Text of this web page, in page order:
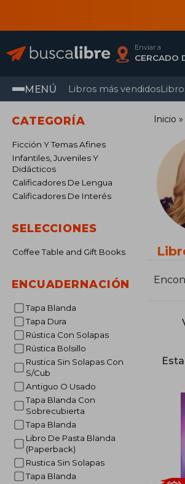
Enviar a
MENÚ Libros más vendidos
CATEGORÍA
Ficción Y Temas Afines
Infantiles, Juveniles Y
Didácticos
Calificadores De Lengua
Calificadores De Interés
SELECCIONES
Coffee Table and Gift Books
ENCUADERNACIÓN
Tapa Blanda
Tapa Dura
Rústica Con Solapas
Rústica Bolsillo
Rustica Sin Solapas Con
S/Cub
Antiguo O Usado
Tapa Blanda Con
Sobrecubierta
Tapa Blanda
Libro De Pasta Blanda
(Paperback)
Rustica Sin Solapas
Tapa Blanda
Inicio